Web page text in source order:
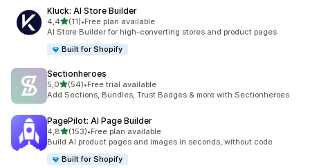
Kluck: AI Store Builder
4,45 yıldız üzerinden
(11)
toplam 11 değerlendirme
•Free plan available
AI Store Builder for high-converting stores and product pages
Built for Shopify
Sectionheroes
5,05 yıldız üzerinden
(54)
toplam 54 değerlendirme
•Free trial available
Add Sections, Bundles, Trust Badges & more with Sectionheroes
PagePilot: AI Page Builder
4,85 yıldız üzerinden
(153)
toplam 153 değerlendirme
•Free plan available
Build AI product pages and images in seconds, without code
Built for Shopify